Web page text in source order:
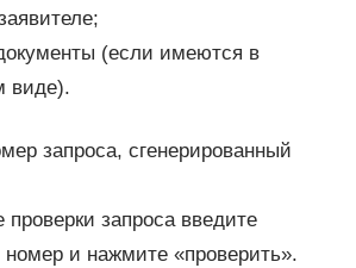
(если имеются в
виде).
запроса, сгенерированный
проверки запроса введите
и нажмите «проверить».